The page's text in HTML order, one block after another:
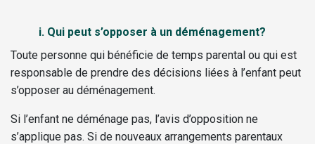
i. Qui peut s’opposer à un déménagement?
Toute personne qui bénéficie de temps parental ou qui est
responsable de prendre des décisions liées à l’enfant peut
s’opposer au déménagement.
Si l’enfant ne déménage pas, l’avis d’opposition ne
s’applique pas. Si de nouveaux arrangements parentaux